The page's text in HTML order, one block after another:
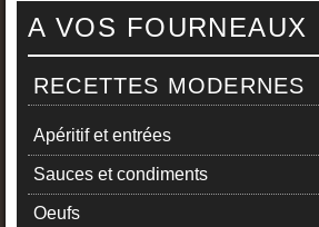
A VOS FOURNEAUX
RECETTES MODERNES
Apéritif et entrées
Sauces et condiments
Oeufs